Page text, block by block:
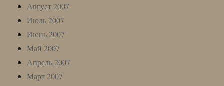
Август 2007
Июль 2007
Июнь 2007
Май 2007
Апрель 2007
Март 2007